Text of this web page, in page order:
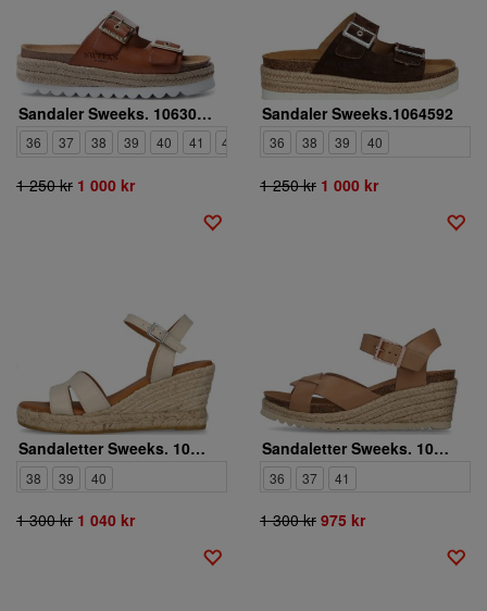
Sandaler Sweeks. 1063029
36 37 38 39 40 41 42
1 250 kr 1 000 kr
Sandaler Sweeks.1064592
36 38 39 40
1 250 kr 1 000 kr
Sandaletter Sweeks. 1053951
38 39 40
1 300 kr 1 040 kr
Sandaletter Sweeks. 1053891
36 37 41
1 300 kr 975 kr